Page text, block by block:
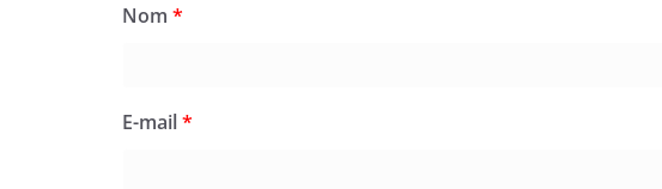
Nom *
E-mail*